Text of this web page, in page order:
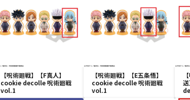
【呪術廻戦】【F真人】
cookie decolle 呪術廻戦
vol.1
【呪術廻戦】【E五条悟】
cookie decolle 呪術廻戦
vol.1